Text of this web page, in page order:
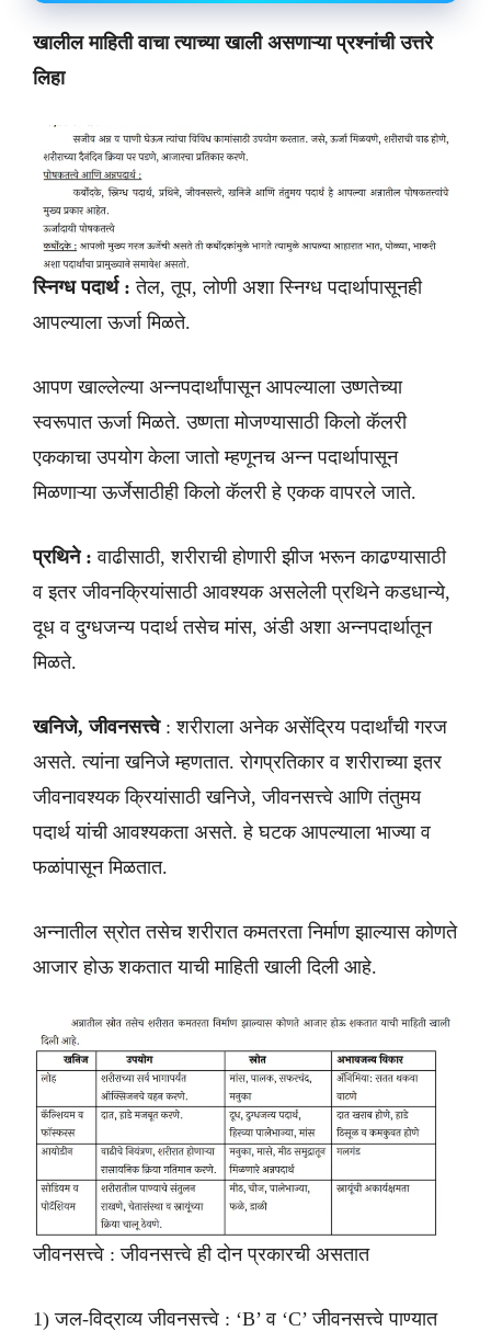
खालील माहिती वाचा त्याच्या खाली असणाऱ्या प्रश्नांची उत्तरे
लिहा
स्निग्ध पदार्थ : तेल, तूप, लोणी अशा स्निग्ध पदार्थापासूनही
आपल्याला ऊर्जा मिळते.
आपण खाल्लेल्या अन्नपदार्थांपासून आपल्याला उष्णतेच्या
स्वरूपात ऊर्जा मिळते. उष्णता मोजण्यासाठी किलो कॅलरी
एककाचा उपयोग केला जातो म्हणूनच अन्न पदार्थापासून
मिळणाऱ्या ऊर्जेसाठीही किलो कॅलरी हे एकक वापरले जाते.
प्रथिने : वाढीसाठी, शरीराची होणारी झीज भरून काढण्यासाठी
व इतर जीवनक्रियांसाठी आवश्यक असलेली प्रथिने कडधान्ये,
दूध व दुग्धजन्य पदार्थ तसेच मांस, अंडी अशा अन्नपदार्थातून
मिळते.
खनिजे, जीवनसत्त्वे : शरीराला अनेक असेंद्रिय पदार्थांची गरज
असते. त्यांना खनिजे म्हणतात. रोगप्रतिकार व शरीराच्या इतर
जीवनावश्यक क्रियांसाठी खनिजे, जीवनसत्त्वे आणि तंतुमय
पदार्थ यांची आवश्यकता असते. हे घटक आपल्याला भाज्या व
फळांपासून मिळतात.
अन्नातील स्रोत तसेच शरीरात कमतरता निर्माण झाल्यास कोणते
आजार होऊ शकतात याची माहिती खाली दिली आहे.
जीवनसत्त्वे : जीवनसत्त्वे ही दोन प्रकारची असतात
1) जल-विद्राव्य जीवनसत्त्वे : ‘B’ व ‘C’ जीवनसत्त्वे पाण्यात